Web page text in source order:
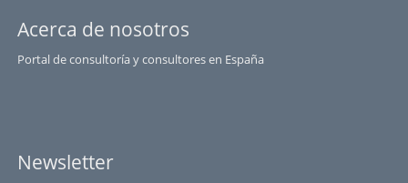
Acerca de nosotros
Portal de consultoría y consultores en España
Newsletter